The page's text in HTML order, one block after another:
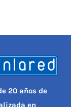
20 años de
en